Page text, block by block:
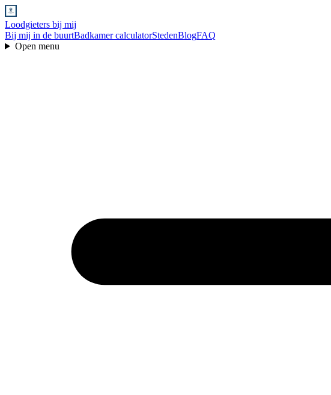
Loodgieters bij mij
Bij mij in de buurtBadkamer calculatorStedenBlogFAQ
Open menu